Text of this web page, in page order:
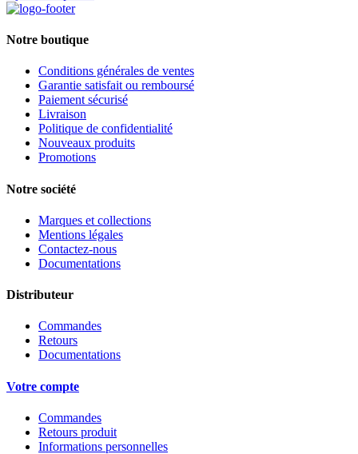
Notre boutique
Conditions générales de ventes
Garantie satisfait ou remboursé
Paiement sécurisé
Livraison
Politique de confidentialité
Nouveaux produits
Promotions
Notre société
Marques et collections
Mentions légales
Contactez-nous
Documentations
Distributeur
Commandes
Retours
Documentations
Votre compte
Commandes
Retours produit
Informations personnelles